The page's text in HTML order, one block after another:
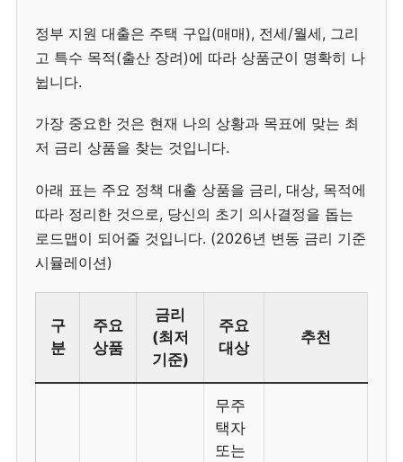
정부 지원 대출은 주택 구입(매매), 전세/월세, 그리
고 특수 목적(출산 장려)에 따라 상품군이 명확히 나
뉩니다.
가장 중요한 것은 현재 나의 상황과 목표에 맞는 최
저 금리 상품을 찾는 것입니다.
아래 표는 주요 정책 대출 상품을 금리, 대상, 목적에
따라 정리한 것으로, 당신의 초기 의사결정을 돕는
로드맵이 되어줄 것입니다. (2026년 변동 금리 기준
시뮬레이션)
구
분
주요
상품
금리
(최저
기준)
주요
대상
추천
무주
택자
또는